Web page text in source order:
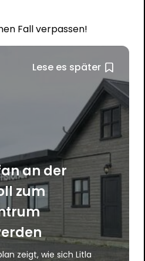
Fall verpassen!
Lese es später
an der
zum
zeigt, wie sich Litla